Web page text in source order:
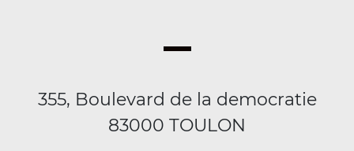
355, Boulevard de la democratie
83000 TOULON